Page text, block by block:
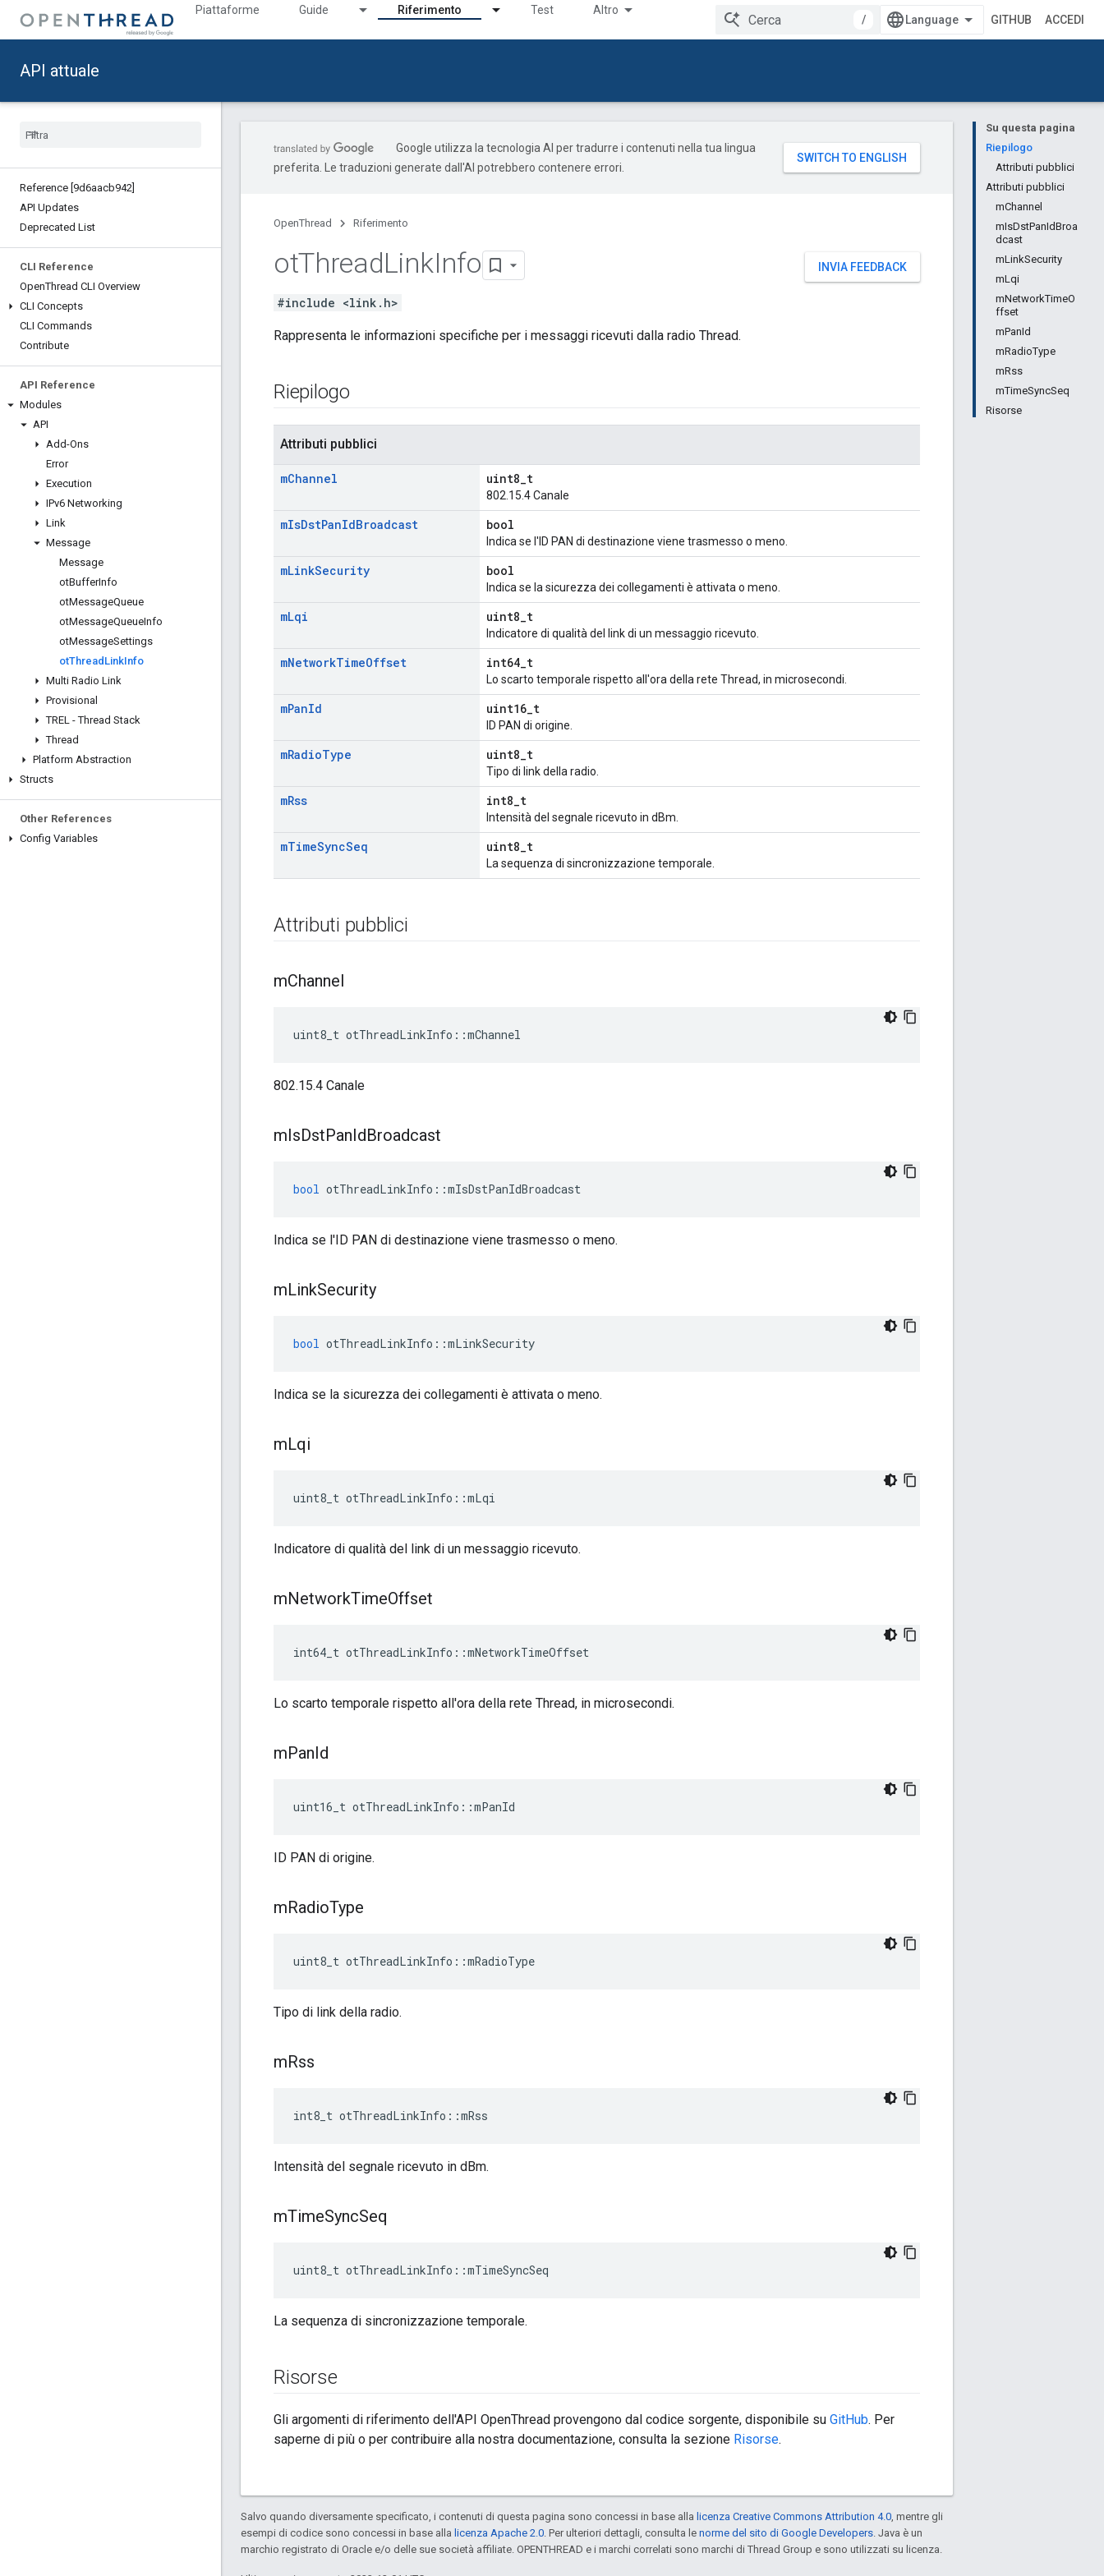
Piattaforme Guide Riferimento Test Altro
/ GITHUB ACCEDI
API attuale
Reference [9d6aacb942]
API Updates
Deprecated List
CLI Reference
OpenThread CLI Overview
CLI Concepts
CLI Commands
Contribute
API Reference
Modules
API
Add-Ons
Error
Execution
IPv6 Networking
Link
Message
Message
otBufferInfo
otMessageQueue
otMessageQueueInfo
otMessageSettings
otThread LinkInfo
Multi Radio Link
Provisional
TREL - Thread Stack
Thread
Platform Abstraction
Structs
Other References
Config Variables
Su questa pagina
Riepilogo
Attributi pubblici
Attributi pubblici
mChannel
mIsDstPanIdBroa
dcast
mLinkSecurity
mLqi
mNetworkTimeO
ffset
mPanId
mRadioType
mRss
mTimeSyncSeq
Risorse
Google utilizza la tecnologia AI per tradurre i contenuti nella tua lingua
preferita. Le traduzioni generate dall'AI potrebbero contenere errori.
OpenThread Riferimento
INVIA FEEDBACK
otThreadLinkInfo
#include <link.h>
Rappresenta le informazioni specifiche per i messaggi ricevuti dalla radio Thread.
Riepilogo
Attributi pubblici
mChannel uint8_t
802.15.4 Canale
mIsDstPanIdBroadcast bool
Indica se l'ID PAN di destinazione viene trasmesso o meno.
mLinkSecurity bool
Indica se la sicurezza dei collegamenti è attivata o meno.
mLqi uint8_t
Indicatore di qualità del link di un messaggio ricevuto.
mNetworkTimeOffset int64_t
Lo scarto temporale rispetto all'ora della rete Thread, in microsecondi.
mPanId uint16_t
ID PAN di origine.
mRadioType uint8_t
Tipo di link della radio.
mRss int8_t
Intensità del segnale ricevuto in dBm.
mTimeSyncSeq uint8_t
La sequenza di sincronizzazione temporale.
Attributi pubblici
mChannel
uint8_t otThreadLinkInfo ::mChannel
802.15.4 Canale
mIsDstPanIdBroadcast
bool otThreadLinkInfo ::mIsDstPanIdBroadcast
Indica se l'ID PAN di destinazione viene trasmesso o meno.
mLinkSecurity
bool otThreadLinkInfo ::mLinkSecurity
Indica se la sicurezza dei collegamenti è attivata o meno.
mLqi
uint8_t otThreadLinkInfo ::mLqi
Indicatore di qualità del link di un messaggio ricevuto.
mNetworkTimeOffset
int64_t otThreadLinkInfo ::mNetworkTimeOffset
Lo scarto temporale rispetto all'ora della rete Thread, in microsecondi.
mPanId
uint16_t otThreadLinkInfo ::mPanId
ID PAN di origine.
mRadioType
uint8_t otThreadLinkInfo ::mRadioType
Tipo di link della radio.
mRss
int8_t otThreadLinkInfo ::mRss
Intensità del segnale ricevuto in dBm.
mTimeSyncSeq
uint8_t otThreadLinkInfo ::mTimeSyncSeq
La sequenza di sincronizzazione temporale.
Risorse
Gli argomenti di riferimento dell'API OpenThread provengono dal codice sorgente, disponibile su GitHub. Per
saperne di più o per contribuire alla nostra documentazione, consulta la sezione Risorse.
Salvo quando diversamente specificato, i contenuti di questa pagina sono concessi in base alla licenza Creative Commons Attribution 4.0, mentre gli
esempi di codice sono concessi in base alla licenza Apache 2.0. Per ulteriori dettagli, consulta le norme del sito di Google Developers. Java è un
marchio registrato di Oracle e/o delle sue società affiliate. OPENTHREAD e i marchi correlati sono marchi di Thread Group e sono utilizzati su licenza.